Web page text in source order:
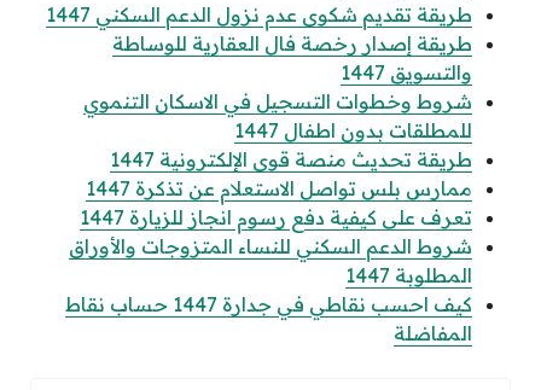
طريقة تقديم شكوى عدم نزول الدعم السكني 1447
طريقة إصدار رخصة فال العقارية للوساطة
والتسويق 1447
شروط وخطوات التسجيل في الاسكان التنموي
للمطلقات بدون اطفال 1447
طريقة تحديث منصة قوى الإلكترونية 1447
ممارس بلس تواصل الاستعلام عن تذكرة 1447
تعرف على كيفية دفع رسوم انجاز للزيارة 1447
شروط الدعم السكني للنساء المتزوجات والأوراق
المطلوبة 1447
كيف احسب نقاطي في جدارة 1447 حساب نقاط
المفاضلة